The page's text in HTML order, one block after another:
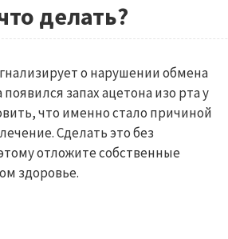
делать?
о нарушении обмена
запах ацетона изо рта у
что именно стало причиной
Сделать это без
отложите собственные
здоровье.